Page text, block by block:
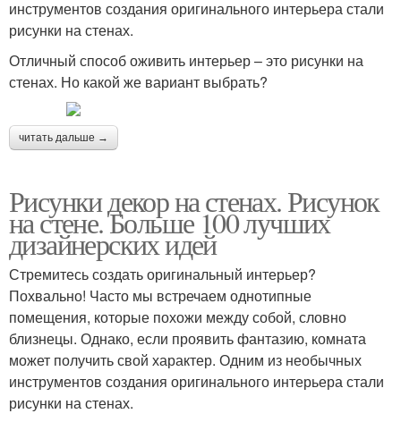
инструментов создания оригинального интерьера стали
рисунки на стенах.
Отличный способ оживить интерьер – это рисунки на
стенах. Но какой же вариант выбрать?
читать дальше →
Рисунки декор на стенах. Рисунок
на стене. Больше 100 лучших
дизайнерских идей
Стремитесь создать оригинальный интерьер?
Похвально! Часто мы встречаем однотипные
помещения, которые похожи между собой, словно
близнецы. Однако, если проявить фантазию, комната
может получить свой характер. Одним из необычных
инструментов создания оригинального интерьера стали
рисунки на стенах.